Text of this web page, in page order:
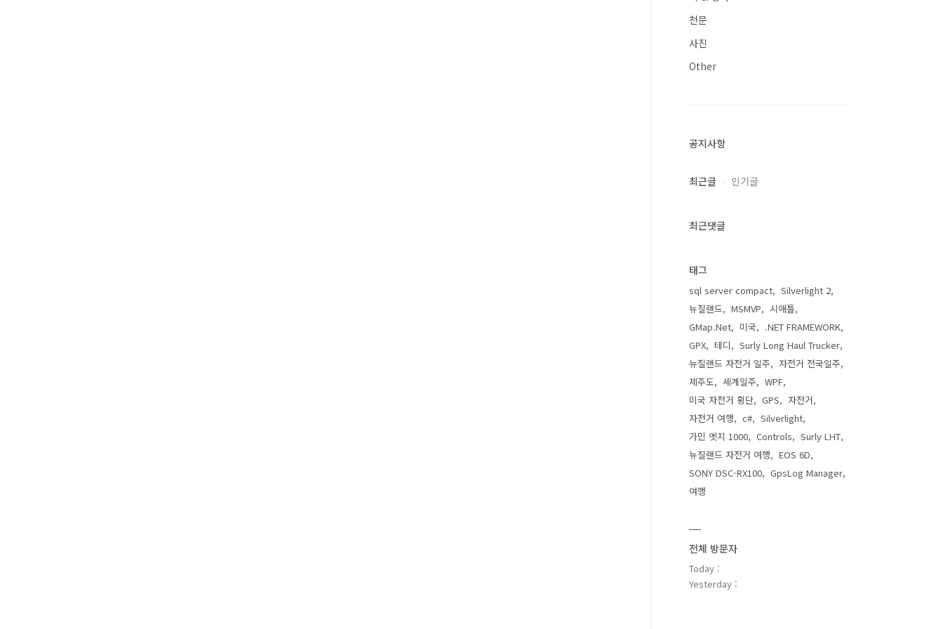
천문
사진
Other
공지사항
최근글 인기글
최근댓글
태그
sql server compact
Silverlight 2
뉴질랜드
MSMVP
시애틀
GMap.Net
미국
.NET FRAMEWORK
GPX
테디
Surly Long Haul Trucker
뉴질랜드 자전거 일주
자전거 전국일주
제주도
세계일주
WPF
미국 자전거 횡단
GPS
자전거
자전거 여행
c#
Silverlight
가민 엣지 1000
Controls
Surly LHT
뉴질랜드 자전거 여행
EOS 6D
SONY DSC-RX100
GpsLog Manager
여행
전체 방문자
Today :
Yesterday :